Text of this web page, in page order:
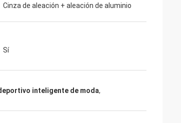
Cinza de aleación + aleación de aluminio
Sí
inteligente de moda,